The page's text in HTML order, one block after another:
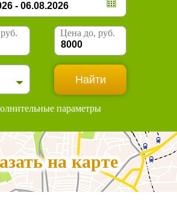
Цена до, руб.
параметры
на карте